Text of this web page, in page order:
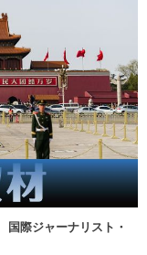
国際ジャーナリスト・